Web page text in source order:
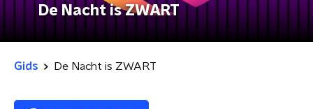
De Nacht is ZWART
Gids De Nacht is ZWART